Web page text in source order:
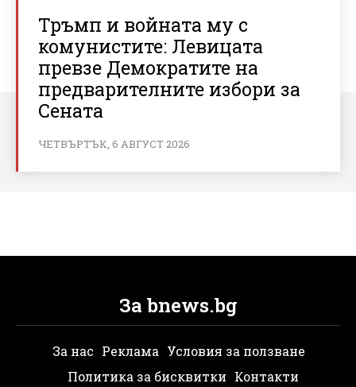
Тръмп и войната му с
комунистите: Левицата
превзе Демократите на
предварителните избори за
Сената
ЧЕТВЪРТЪК, 6 АВГУСТ 2026
За bnews.bg
За нас Реклама Условия за ползване
Политика за бисквитки Контакти